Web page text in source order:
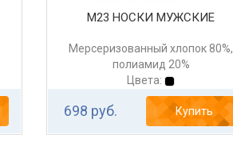
М23 НОСКИ МУЖСКИЕ
Мерсеризованный хлопок 80%,
полиамид 20%
Цвета:
698 руб. Купить